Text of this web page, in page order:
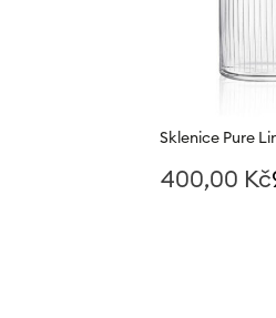
Sklenice Pure
400,00 Kč